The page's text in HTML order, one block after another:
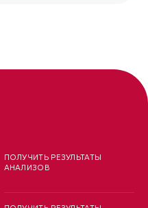
ПОЛУЧИТЬ РЕЗУЛЬТАТЫ
АНАЛИЗОВ